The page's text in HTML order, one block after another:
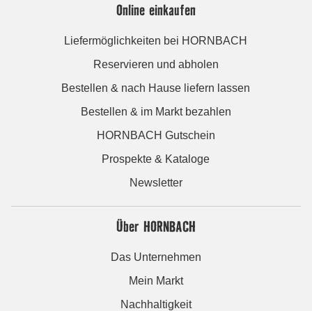
Online einkaufen
Liefermöglichkeiten bei HORNBACH
Reservieren und abholen
Bestellen & nach Hause liefern lassen
Bestellen & im Markt bezahlen
HORNBACH Gutschein
Prospekte & Kataloge
Newsletter
Über HORNBACH
Das Unternehmen
Mein Markt
Nachhaltigkeit